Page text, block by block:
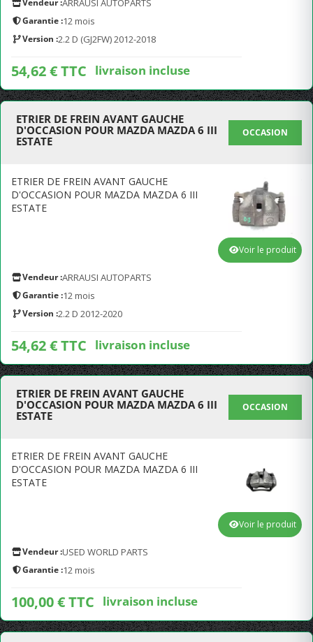
Vendeur :ARRAUSI AUTOPARTS
Garantie :12 mois
Version :2.2 D (GJ2FW) 2012-2018
54,62 € TTC livraison incluse
ETRIER DE FREIN AVANT GAUCHE
D'OCCASION POUR MAZDA MAZDA 6 III
ESTATE
OCCASION
ETRIER DE FREIN AVANT GAUCHE
D'OCCASION POUR MAZDA MAZDA 6 III
ESTATE
Vendeur :ARRAUSI AUTOPARTS
Garantie :12 mois
Version :2.2 D 2012-2020
54,62 € TTC livraison incluse
Voir le produit
ETRIER DE FREIN AVANT GAUCHE
D'OCCASION POUR MAZDA MAZDA 6 III
ESTATE
OCCASION
ETRIER DE FREIN AVANT GAUCHE
D'OCCASION POUR MAZDA MAZDA 6 III
ESTATE
Vendeur :USED WORLD PARTS
Garantie :12 mois
100,00 € TTC livraison incluse
Voir le produit